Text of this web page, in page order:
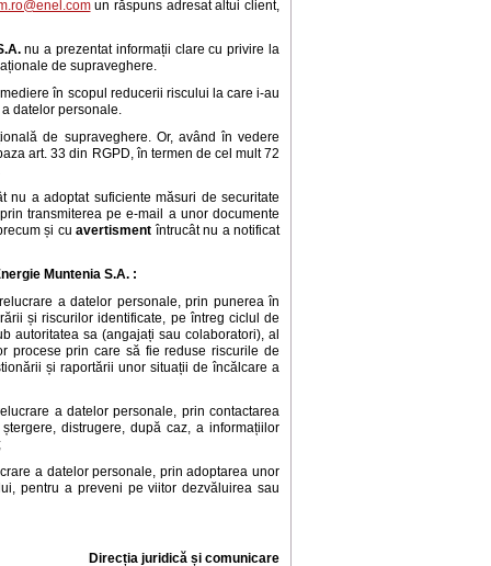
un răspuns adresat altui client,
nu a prezentat informații clare cu privire la
de supraveghere.
în scopul reducerii riscului la care i-au
datelor personale.
de supraveghere. Or, având în vedere
art. 33 din RGPD, în termen de cel mult 72
nu a adoptat suficiente măsuri de securitate
transmiterea pe e-mail a unor documente
și cuavertisment întrucât nu a notificat
Muntenia S.A. :
a datelor personale, prin punerea în
și riscurilor identificate, pe întreg ciclul de
autoritatea sa (angajați sau colaboratori), al
procese prin care să fie reduse riscurile de
și raportării unor situații de încălcare a
a datelor personale, prin contactarea
distrugere, după caz, a informațiilor
a datelor personale, prin adoptarea unor
pentru a preveni pe viitor dezvăluirea sau
Direcția juridică și comunicare